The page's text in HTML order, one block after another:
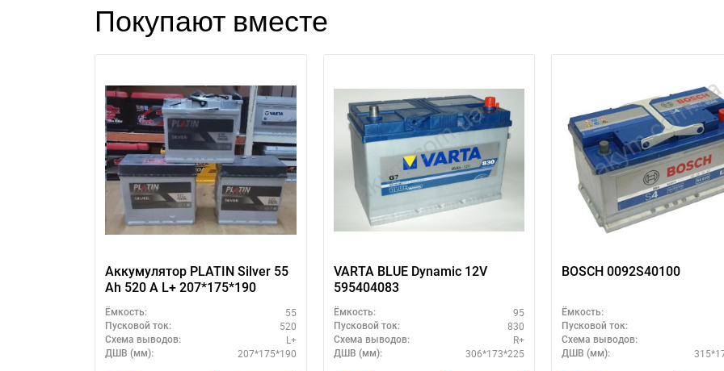
Покупают вместе
Аккумулятор PLATIN Silver 55
Ah 520 A L+ 207*175*190
Ёмкость: 55
Пусковой ток: 520
Схема выводов: L+
ДШВ (мм): 207*175*190
VARTA BLUE Dynamic 12V
595404083
Ёмкость: 95
Пусковой ток: 830
Схема выводов: R+
ДШВ (мм): 306*173*225
BOSCH 0092S40100
Ёмкость:
Пусковой ток:
Схема выводов:
ДШВ (мм):
При отсутствии связи - пишите, звоните в Viber / Telegram (093) 600-
Написать в Viber Написать в Telegram